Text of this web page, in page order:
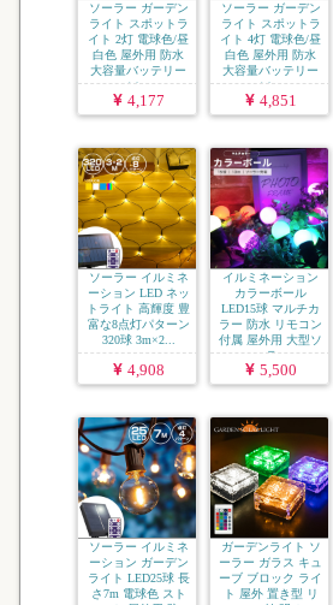
ソーラー ガーデン
ライト スポットラ
イト 2灯 電球色/昼
白色 屋外用 防水
大容量バッテリー
ソ...
4,177
ソーラー ガーデン
ライト スポットラ
イト 4灯 電球色/昼
白色 屋外用 防水
大容量バッテリー
ソ...
4,851
ソーラー イルミネ
ーション LED ネッ
トライト 高輝度 豊
富な8点灯パターン
320球 3m×2...
4,908
イルミネーション
カラーボール
LED15球 マルチカ
ラー 防水 リモコン
付属 屋外用 大型ソ
ーラ...
5,500
ソーラー イルミネ
ーション ガーデン
ライト LED25球 長
さ7m 電球色 スト
ガーデンライト ソ
ーラー ガラス キュ
ーブ ブロック ライ
ト 屋外 置き型 リ